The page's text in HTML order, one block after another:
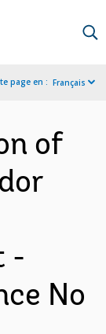
page en : Français
of
-
No